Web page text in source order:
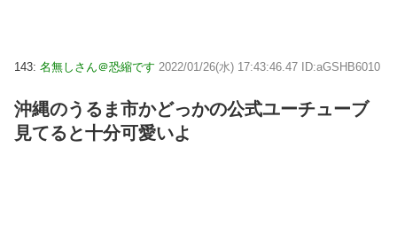
143: 名無しさん＠恐縮です 2022/01/26(水) 17:43:46.47 ID:aGSHB6010
沖縄のうるま市かどっかの公式ユーチューブ
見てると十分可愛いよ